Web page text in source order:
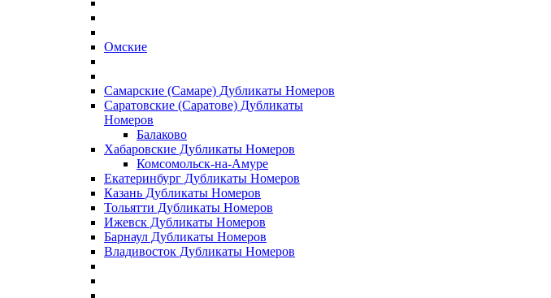
Омские
Самарские (Самаре) Дубликаты Номеров
Саратовские (Саратове) Дубликаты
Номеров
Балаково
Хабаровские Дубликаты Номеров
Комсомольск-на-Амуре
Екатеринбург Дубликаты Номеров
Казань Дубликаты Номеров
Тольятти Дубликаты Номеров
Ижевск Дубликаты Номеров
Барнаул Дубликаты Номеров
Владивосток Дубликаты Номеров